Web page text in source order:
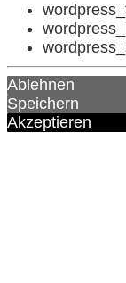
Ablehnen
Speichern
Akzeptieren